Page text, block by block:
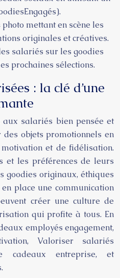
mettant en scène les
originales et créatives.
salariés sur les goodies
prochaines sélections.
: la clé d’une
salariés bien pensée et
objets promotionnels en
et de fidélisation.
et les préférences de leurs
goodies originaux, éthiques
place une communication
créer une culture de
qui profite à tous. En
employés engagement,
Valoriser salariés
cadeaux entreprise, et